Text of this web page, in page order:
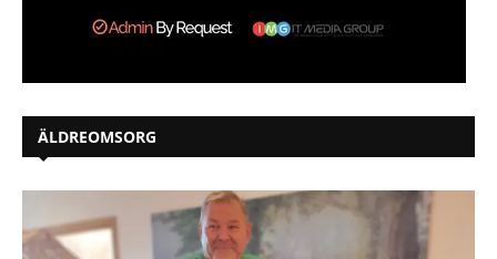
ÄLDREOMSORG